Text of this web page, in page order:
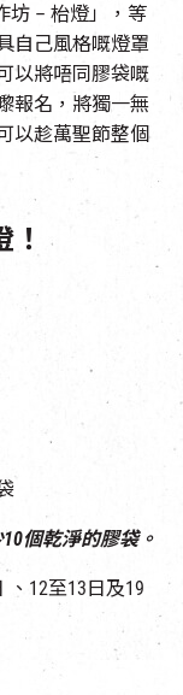
坊 – 枱燈」，等
自己風格嘅燈罩
以將唔同膠袋嘅
報名，將獨一無
以趁萬聖節整個
個乾淨的膠袋。
、12至13日及19